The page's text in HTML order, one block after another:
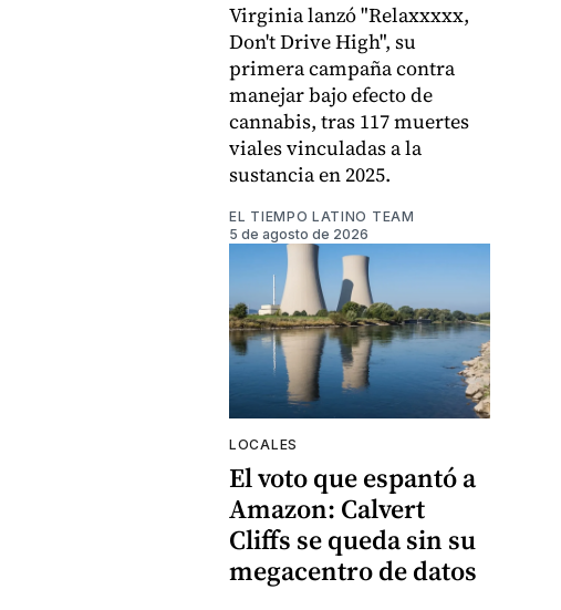
Virginia lanzó "Relaxxxxx,
Don't Drive High", su
primera campaña contra
manejar bajo efecto de
cannabis, tras 117 muertes
viales vinculadas a la
sustancia en 2025.
EL TIEMPO LATINO TEAM
5 de agosto de 2026
LOCALES
El voto que espantó a
Amazon: Calvert
Cliffs se queda sin su
megacentro de datos